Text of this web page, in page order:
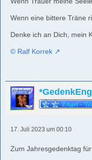
Wenn eine bittere Träne
Denke ich an Dich, mein
© Ralf Korrek
17. Juli 2023 um 00:10
Zum Jahresgedenktag